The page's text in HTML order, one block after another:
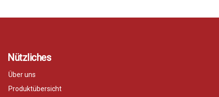
Nützliches
Über uns
Produktübersicht